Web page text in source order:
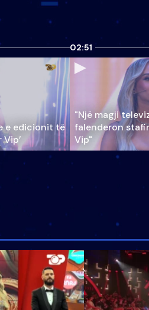
e edicionit të
02:51
"Një magji
falenderon
Vip"